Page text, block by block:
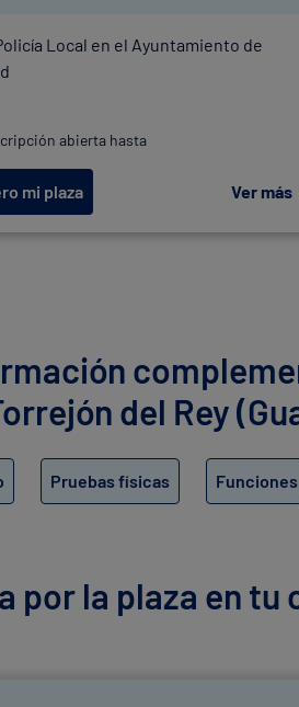
Local en el Ayuntamiento de
abierta hasta
mi plaza Ver más
del Rey
Pruebas físicas Funciones
a por la plaza en